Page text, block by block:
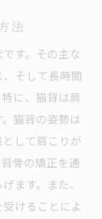
法
す。その主な
そして長時間
に、猫背は肩
猫背の姿勢は
して肩こりが
骨の矯正を通
ます。また、
けることによ